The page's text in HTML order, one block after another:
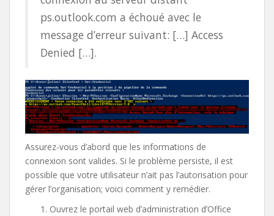
ps.outlook.com a échoué avec le
message d’erreur suivant: […] Access
Denied […].
Assurez-vous d’abord que les informations de
connexion sont valides. Si le problème persiste, il est
possible que votre utilisateur n’ait pas l’autorisation pour
gérer l’organisation; voici comment y remédier.
Ouvrez le portail web d’administration d’Office